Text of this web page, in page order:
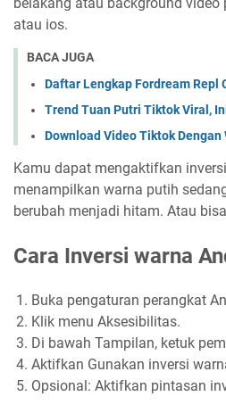
atau ios.
BACA JUGA
Daftar Lengkap Fordream Repl
Trend Tuan Putri Tiktok Viral,
Download Video Tiktok
Kamu dapat mengaktifkan
menampilkan warna putih
berubah menjadi hitam. Atau
Cara Inversi warna
Buka pengaturan perangkat
Klik menu Aksesibilitas.
Di bawah Tampilan, ketuk
Aktifkan Gunakan inversi
Opsional: Aktifkan pintasan